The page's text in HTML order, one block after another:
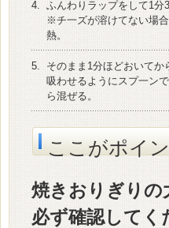
4. ふんわりラップをして1分
※チ一ズが溶けてない場
熱。
5.
そのまま1分ほどおいてか
吸わせるようにスプ一ン
ら混ぜる。
ここがポイ
焼きおりぎりの
必ず確認してく